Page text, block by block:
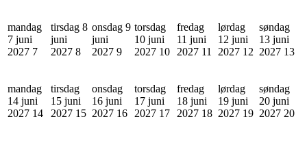
mandag
7 juni
2027 7
tirsdag 8
juni
2027 8
onsdag 9
juni
2027 9
torsdag
10 juni
2027 10
fredag
11 juni
2027 11
lørdag
12 juni
2027 12
søndag
13 juni
2027 13
mandag
14 juni
2027 14
tirsdag
15 juni
2027 15
onsdag
16 juni
2027 16
torsdag
17 juni
2027 17
fredag
18 juni
2027 18
lørdag
19 juni
2027 19
søndag
20 juni
2027 20